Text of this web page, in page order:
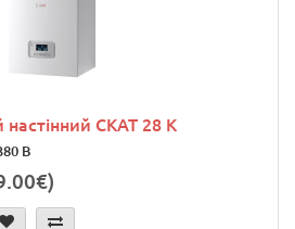
СКАТ 28 K
В